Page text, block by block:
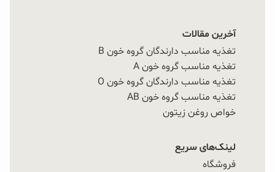
آخرین مقالات
تغذیه مناسب دارندگان گروه خون B
تغذیه مناسب گروه خون A
تغذیه مناسب دارندگان گروه خون O
تغذیه مناسب گروه خون AB
خواص روغن زیتون
لینک‌های سریع
فروشگاه